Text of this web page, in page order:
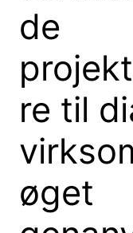
de
re til
øget